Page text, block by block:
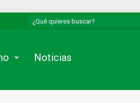
Noticias